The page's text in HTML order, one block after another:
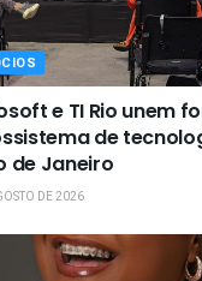
e TI Rio unem
de
de Janeiro
DE 2026